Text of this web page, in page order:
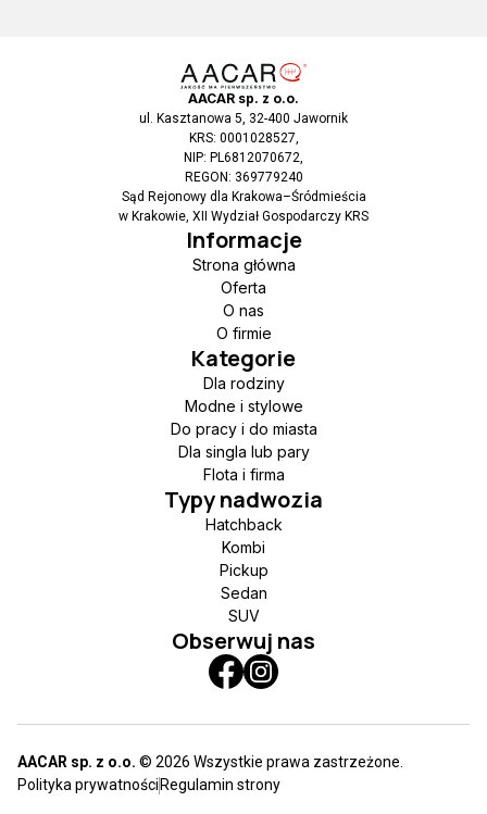
AACAR sp. z o.o.
ul. Kasztanowa 5, 32-400 Jawornik
KRS: 0001028527,
NIP: PL6812070672,
REGON: 369779240
Sąd Rejonowy dla Krakowa–Śródmieścia
w Krakowie, XII Wydział Gospodarczy KRS
Informacje
Strona główna
Oferta
O nas
O firmie
Kategorie
Dla rodziny
Modne i stylowe
Do pracy i do miasta
Dla singla lub pary
Flota i firma
Typy nadwozia
Hatchback
Kombi
Pickup
Sedan
SUV
Obserwuj nas
AACAR sp. z o.o. © 2026 Wszystkie prawa zastrzeżone.
Polityka prywatności Regulamin strony